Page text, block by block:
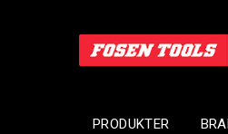
PRODUKTER